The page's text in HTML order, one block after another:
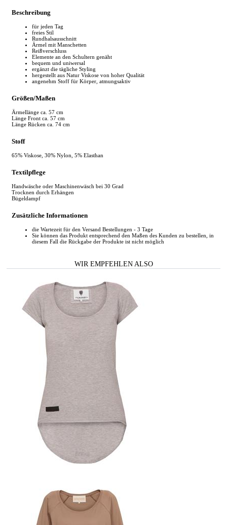
Beschreibung
für jeden Tag
freies Stil
Rundhalsausschnitt
Ärmel mit Manschetten
Reißverschluss
Elemente an den Schultern genäht
bequem und uniwersal
ergänzt die tägliche Styling
hergestellt aus Natur Viskose von hoher Qualität
angenehm Stoff für Körper, atmungsaktiv
Größen/Maßen
Ärmellänge ca. 57 cm
Länge Front ca. 57 cm
Länge Rücken ca. 74 cm
Stoff
65% Viskose, 30% Nylon, 5% Elasthan
Textilpflege
Handwäsche oder Maschinenwäsch bei 30 Grad
Trocknen durch Erhängen
Bügeldampf
Zusätzliche Informationen
die Wartezeit für den Versand Bestellungen - 3 Tage
Sie können das Produkt entsprechend den Maßen des Kunden zu bestellen, in
diesem Fall die Rückgabe der Produkte ist nicht möglich
WIR EMPFEHLEN ALSO